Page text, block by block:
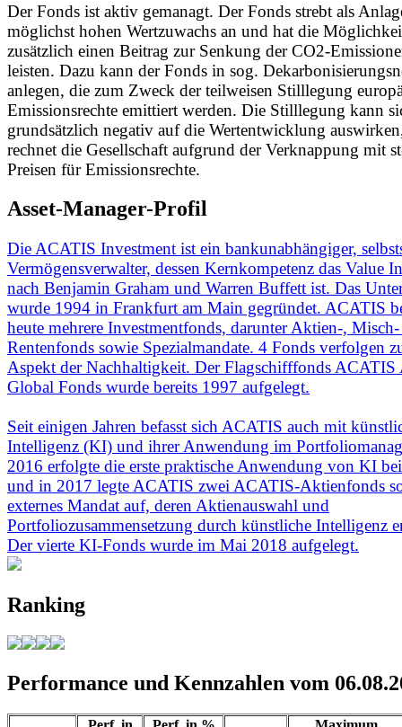
Der Fonds ist aktiv gemanagt. Der Fonds strebt als
möglichst hohen Wertzuwachs an und hat die
zusätzlich einen Beitrag zur Senkung der CO2-
leisten. Dazu kann der Fonds in sog.
anlegen, die zum Zweck der teilweisen Stilllegung
Emissionsrechte emittiert werden. Die Stilllegung kann
grundsätzlich negativ auf die Wertentwicklung
rechnet die Gesellschaft aufgrund der Verknappung mit
Preisen für Emissionsrechte.
Asset-Manager-Profil
Die ACATIS Investment ist ein bankunabhängiger,
Vermögensverwalter, dessen Kernkompetenz das Value
nach Benjamin Graham und Warren Buffett ist. Das
wurde 1994 in Frankfurt am Main gegründet. ACATIS
heute mehrere Investmentfonds, darunter Aktien-,
Rentenfonds sowie Spezialmandate. 4 Fonds verfolgen
Aspekt der Nachhaltigkeit. Der Flagschifffonds ACATIS
Global Fonds wurde bereits 1997 aufgelegt.
Seit einigen Jahren befasst sich ACATIS auch mit
Intelligenz (KI) und ihrer Anwendung im
2016 erfolgte die erste praktische Anwendung von KI
und in 2017 legte ACATIS zwei ACATIS-Aktienfonds
externes Mandat auf, deren Aktienauswahl und
Portfoliozusammensetzung durch künstliche Intelligenz
Der vierte KI-Fonds wurde im Mai 2018 aufgelegt.
Ranking
Performance und Kennzahlen vom